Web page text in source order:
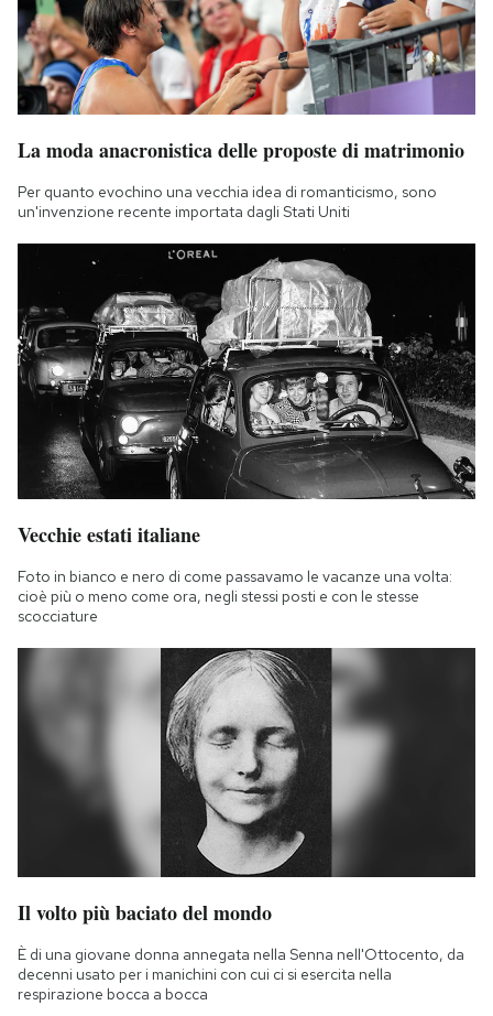
La moda anacronistica delle proposte di matrimonio
Per quanto evochino una vecchia idea di romanticismo, sono
un'invenzione recente importata dagli Stati Uniti
Vecchie estati italiane
Foto in bianco e nero di come passavamo le vacanze una volta:
cioè più o meno come ora, negli stessi posti e con le stesse
scocciature
Il volto più baciato del mondo
È di una giovane donna annegata nella Senna nell'Ottocento, da
decenni usato per i manichini con cui ci si esercita nella
respirazione bocca a bocca